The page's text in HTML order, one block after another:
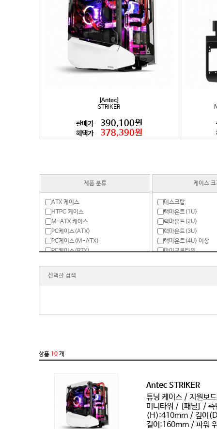
[Antec]
STRIKER
판매가 390,100원
혜택가 378,390원
제품 분류
ATX 케이스
HTPC 케이스
M-ATX 케이스
PC케이스(ATX)
PC케이스(M-ATX)
PC케이스(RTX)
모니터 일체형
케이스
데스크탑
랙마운트(1U)
랙마운트(2U)
랙마운트(3U)
랙마운트(4U) 이상
마이크로타워
선택한 검색